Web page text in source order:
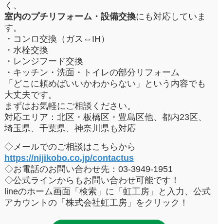
く、
室内のプチリフォーム・設備交換にも対応していま
す。
・コンロ交換（ガス⇔IH）
・水栓交換
・レンジフード交換
・キッチン・洗面・トイレの部分リフォーム
「どこに頼めばいいかわからない」という内容でも
大丈夫です。
まずはお気軽にご相談ください。
対応エリア：北区・板橋区・豊島区他、都内23区、
埼玉県、千葉県、神奈川県も対応
◇メールでのご相談はこちらから
https://nijikobo.co.jp/contactus
◇お電話のお問い合わせ先：03-3949-1951
◇公式ラインからもお問い合わせ可能です！
lineのホーム画面「検索」に「虹工房」と入力、公式
アカウントの「株式会社虹工房」をクリック！